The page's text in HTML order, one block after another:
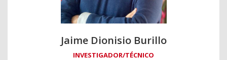
Jaime Dionisio Burillo
INVESTIGADOR/TÉCNICO